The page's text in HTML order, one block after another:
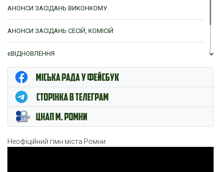
АНОНСИ ЗАСІДАНЬ ВИКОНКОМУ
АНОНСИ ЗАСІДАНЬ СЕСІЙ, КОМІСІЙ
єВІДНОВЛЕННЯ
ЦНАП м. Ромни
Неофіційний гімн міста Ромни